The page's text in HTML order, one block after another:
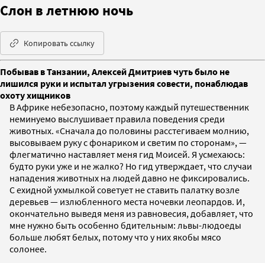
Слон в летнюю ночь
Копировать ссылку
Побывав в Танзании, Алексей Дмитриев чуть было не
лишился руки и испытал угрызения совести, понаблюдав
охоту хищников
В Африке небезопасно, поэтому каждый путешественник
неминуемо выслушивает правила поведения среди
животных. «Сначала до половины расстегиваем молнию,
высовываем руку с фонариком и светим по сторонам», —
флегматично наставляет меня гид Моисей. Я усмехаюсь:
будто руки уже и не жалко? Но гид утверждает, что случаи
нападения животных на людей давно не фиксировались.
С ехидной ухмылкой советует не ставить палатку возле
деревьев — излюбленного места ночевки леопардов. И,
окончательно выведя меня из равновесия, добавляет, что
мне нужно быть особенно бдительным: львы-людоеды
больше любят белых, потому что у них якобы мясо
солонее.